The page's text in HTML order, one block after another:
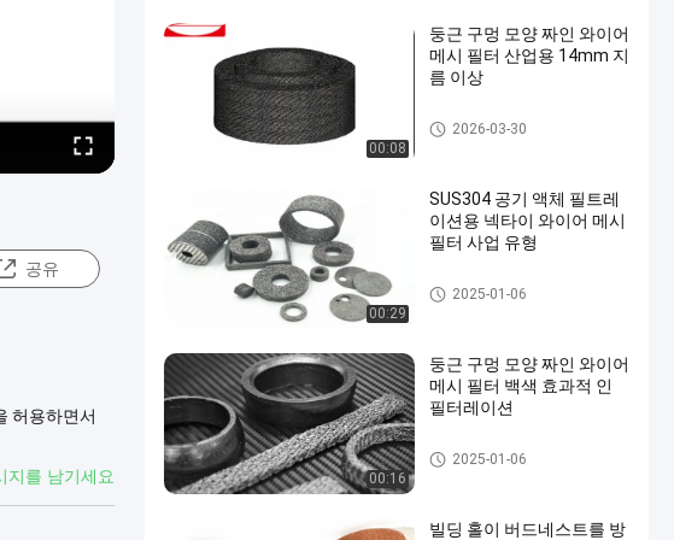
공유
허용하면서
지를 남기세요
00:08
둥근 구멍 모양 짜인 와이어
메시 필터 산업용 14mm 지
름 이상
니트 그물 망 필터
2026-03-30
00:29
SUS304 공기 액체 필트레
이션용 넥타이 와이어 메시
필터 사업 유형
니트 그물 망 필터
2025-01-06
00:16
둥근 구멍 모양 짜인 와이어
메시 필터 백색 효과적 인
필터레이션
니트 그물 망 필터
2025-01-06
빌딩 홀이 버드네스트를 방